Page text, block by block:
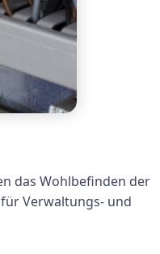
das Wohlbefinden der
Verwaltungs- und